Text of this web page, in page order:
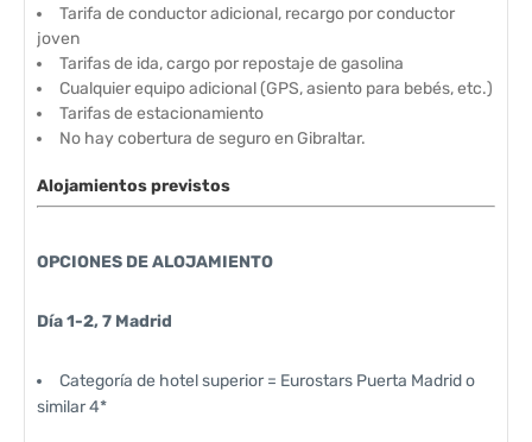
Tarifa de conductor adicional, recargo por conductor
joven
Tarifas de ida, cargo por repostaje de gasolina
Cualquier equipo adicional (GPS, asiento para bebés, etc.)
Tarifas de estacionamiento
No hay cobertura de seguro en Gibraltar.
Alojamientos previstos
OPCIONES DE ALOJAMIENTO
Día 1-2, 7 Madrid
Categoría de hotel superior = Eurostars Puerta Madrid o
similar 4*